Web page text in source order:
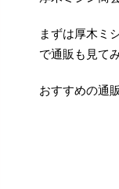
まずは厚木ミ
で通販も見て
おすすめの通